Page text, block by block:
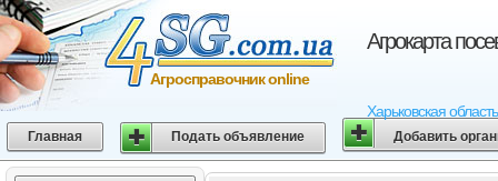
Агрокарта
Харьковская
Агросправочник online
Главная Подать объявление Добавить